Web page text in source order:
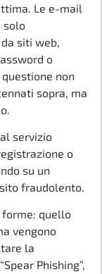
Le e-mail
solo
siti web,
o
non
sopra, ma
servizio
o
su un
fraudolento.
forme: quello
vengono
la
Phishing”,